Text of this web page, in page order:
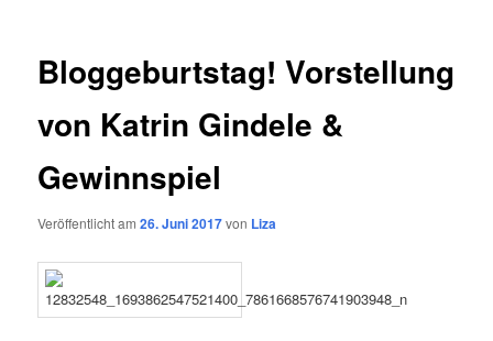
Bloggeburtstag! Vorstellung
von Katrin Gindele &
Gewinnspiel
Veröffentlicht am26. Juni 2017von Liza